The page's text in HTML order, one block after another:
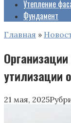
Утепление
Фундамент
Главная »
утилизации
21 мая, 2025